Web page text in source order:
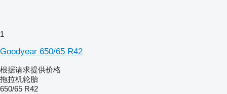
1
Goodyear 650/65 R42
根据请求提供价格
拖拉机轮胎
650/65 R42